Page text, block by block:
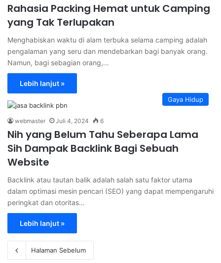
Rahasia Packing Hemat untuk Camping
yang Tak Terlupakan
Menghabiskan waktu di alam terbuka selama camping adalah
pengalaman yang seru dan mendebarkan bagi banyak orang.
Namun, bagi sebagian orang,…
Lebih lanjut »
Gaya Hidup
webmaster Juli 4, 2024 6
Nih yang Belum Tahu Seberapa Lama
Sih Dampak Backlink Bagi Sebuah
Website
Backlink atau tautan balik adalah salah satu faktor utama
dalam optimasi mesin pencari (SEO) yang dapat mempengaruhi
peringkat dan otoritas…
Lebih lanjut »
Halaman Sebelum